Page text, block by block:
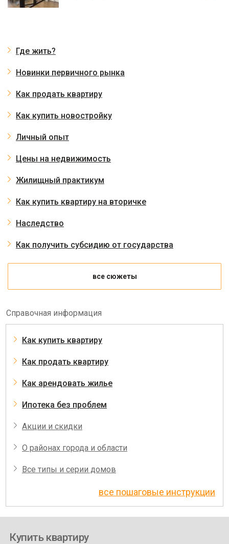
Где жить?
Новинки первичного рынка
Как продать квартиру
Как купить новостройку
Личный опыт
Цены на недвижимость
Жилищный практикум
Как купить квартиру на вторичке
Наследство
Как получить субсидию от государства
все сюжеты
Справочная информация
Как купить квартиру
Как продать квартиру
Как арендовать жилье
Ипотека без проблем
Акции и скидки
О районах города и области
Все типы и серии домов
все пошаговые инструкции
Купить квартиру